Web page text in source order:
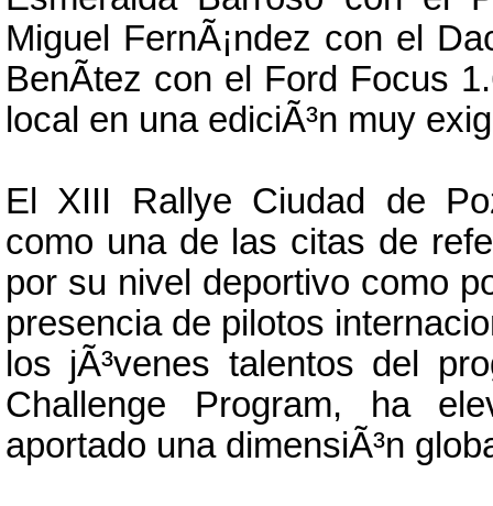
Miguel FernÃ¡ndez con el
BenÃ­tez con el Ford Focus
local en una ediciÃ³n muy
El XIII Rallye Ciudad de
como una de las citas de
por su nivel deportivo como
presencia de pilotos
los jÃ³venes talentos del
Challenge Program, ha
aportado una dimensiÃ³n